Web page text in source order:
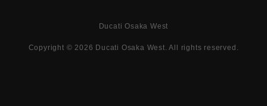
Ducati Osaka West
Copyright © 2026 Ducati Osaka West. All rights reserved.